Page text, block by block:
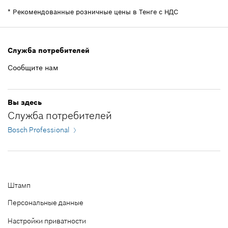
Добавить в корзину
* Рекомендованные розничные цены в Тенге c
НДС
Информация о запасных частях
18 850,72 ₸*
*Рекомендованные розничные цены в Тенге c
НДС
* Рекомендованные розничные цены в Тенге c НДС
Служба потребителей
Сообщите нам
Вы здесь
Служба потребителей
Bosch Professional
Штамп
Персональные данные
Настройки приватности